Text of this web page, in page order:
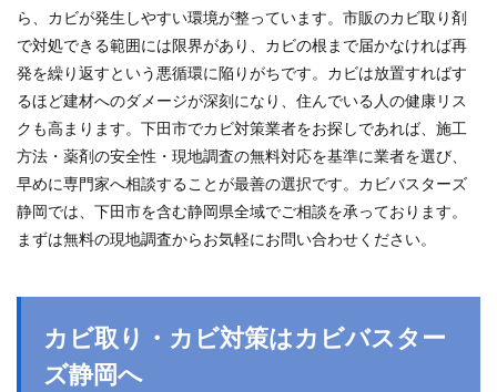
ら、カビが発生しやすい環境が整っています。市販のカビ取り剤
で対処できる範囲には限界があり、カビの根まで届かなければ再
発を繰り返すという悪循環に陥りがちです。カビは放置すればす
るほど建材へのダメージが深刻になり、住んでいる人の健康リス
クも高まります。下田市でカビ対策業者をお探しであれば、施工
方法・薬剤の安全性・現地調査の無料対応を基準に業者を選び、
早めに専門家へ相談することが最善の選択です。カビバスターズ
静岡では、下田市を含む静岡県全域でご相談を承っております。
まずは無料の現地調査からお気軽にお問い合わせください。
カビ取り・カビ対策はカビバスター
ズ静岡へ